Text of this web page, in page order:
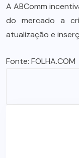
A ABComm
do mercado a
atualização e
Fonte: FOLHA.COM